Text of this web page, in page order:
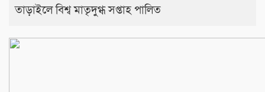
তাড়াইলে বিশ্ব মাতৃদুগ্ধ সপ্তাহ পালিত